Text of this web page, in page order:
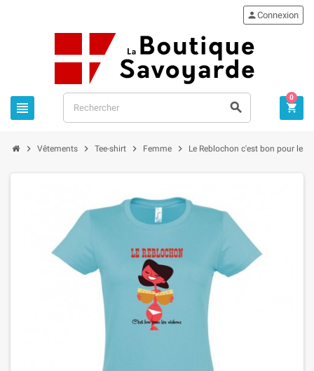
 
Connexion

0
 Vêtements  Tee-shirt  Femme  Le Reblochon c'est bon pour les